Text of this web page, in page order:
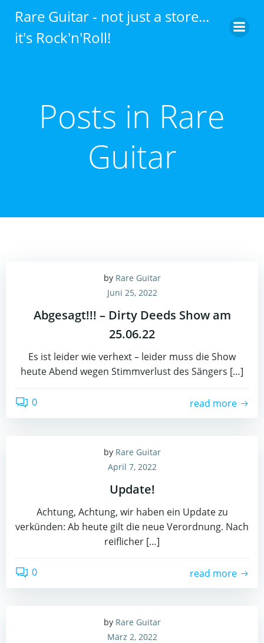
Inhalt
Rare Guitar - not just a store...
it's Rock'n'Roll!
Posts in Rare
Guitar
by Rare Guitar
Juni 25, 2022
Abgesagt!!! – Dirty Deeds Show am
25.06.22
Es ist leider wie verhext – leider muss die Show
heute Abend wegen Stimmverlust des Sängers […]
0 read more
by Rare Guitar
April 7, 2022
Update!
Achtung, Achtung, wir haben ein Update zu
verkünden: Ab heute gilt die neue Verordnung. Nach
reiflicher […]
0 read more
by Rare Guitar
März 2, 2022